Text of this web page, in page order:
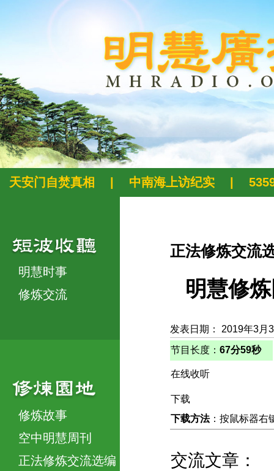
天安门自焚真相 中南海上访纪实
明慧时事
修炼交流
修炼故事
空中明慧周刊
正法修炼交流选编
正法修炼交流
明慧修
发表日期： 2019年3月
节目长度： 67分59秒
在线收听
下载
下载方法：按鼠标器右
交流文章：